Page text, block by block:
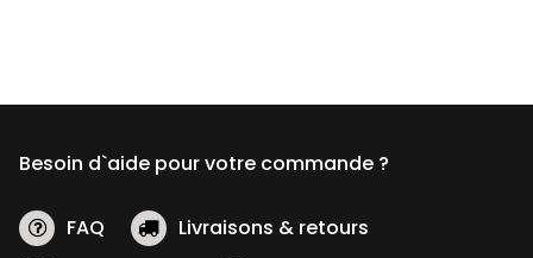
Besoin d`aide pour votre commande ?
FAQ
Livraisons & retours